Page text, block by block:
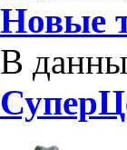
Новые
В